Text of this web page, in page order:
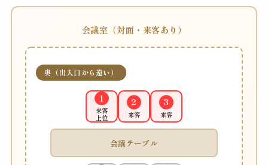
会議室（対面・来客あり）
奥（出入口から遠い）
1
来客
上位
2
来客
3
来客
会議テーブル